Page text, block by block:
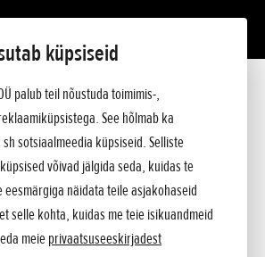
küpsiseid
palub teil nõustuda toimimis-,
See hõlmab ka
sotsiaalmeedia küpsiseid. Selliste
võivad jälgida seda, kuidas te
näidata teile asjakohaseid
selle kohta, kuidas me teie isikuandmeid
meieprivaatsuseeskirjadest
AEGA